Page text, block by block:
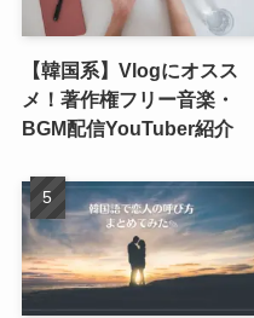
【韓国系】Vlogにオスス
メ！著作権フリー音楽・
BGM配信YouTuber紹介